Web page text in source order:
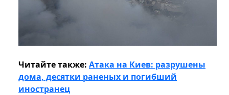
Читайте также: Атака на Киев: разрушены
дома, десятки раненых и погибший
иностранец